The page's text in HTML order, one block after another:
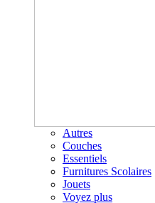
Autres
Couches
Essentiels
Furnitures Scolaires
Jouets
Voyez plus